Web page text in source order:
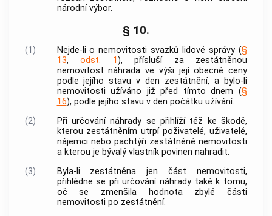
národní výbor.
§ 10.
(1) Nejde-li o nemovitosti svazků lidové správy (§
13, odst. 1), přísluší za zestátněnou
nemovitost náhrada ve výši její obecné ceny
podle jejího stavu v den zestátnění, a bylo-li
nemovitosti užíváno již před tímto dnem (§
16), podle jejího stavu v den počátku užívání.
(2)
Při určování náhrady se přihlíží též ke škodě,
kterou zestátněním utrpí poživatelé, uživatelé,
nájemci nebo pachtýři zestátněné nemovitosti
a kterou je bývalý vlastník povinen nahradit.
(3)
Byla-li zestátněna jen část nemovitosti,
přihlédne se při určování náhrady také k tomu,
oč se zmenšila hodnota zbylé části
nemovitosti po zestátnění.